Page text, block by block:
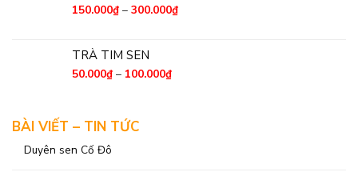
150.000₫ – 300.000₫
TRÀ TIM SEN
50.000₫ – 100.000₫
BÀI VIẾT – TIN TỨC
Duyên sen Cố Đô